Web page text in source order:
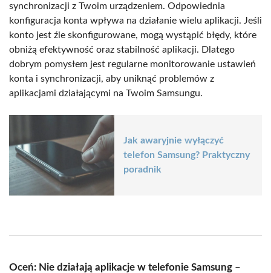
synchronizacji z Twoim urządzeniem. Odpowiednia
konfiguracja konta wpływa na działanie wielu aplikacji. Jeśli
konto jest źle skonfigurowane, mogą wystąpić błędy, które
obniżą efektywność oraz stabilność aplikacji. Dlatego
dobrym pomysłem jest regularne monitorowanie ustawień
konta i synchronizacji, aby uniknąć problemów z
aplikacjami działającymi na Twoim Samsungu.
Jak awaryjnie wyłączyć
telefon Samsung? Praktyczny
poradnik
Oceń: Nie działają aplikacje w telefonie Samsung –